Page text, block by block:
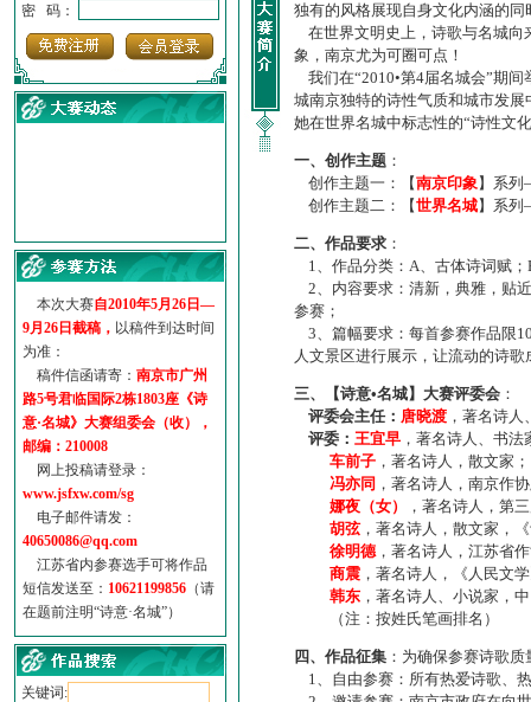
密 码：
·【诗意·名城】地铁展示作...
诗意名城·地铁时间
地铁完美呈现【诗意·名城...
参赛作品多达5000多首
“诗意·名城”晒诗会
特别通知--致广大诗词爱好...
本次大赛自2010年5月26日—
9月26日截稿， 以稿件到达时间
为准：
稿件信函请寄： 南京市广州
路5号君临国际2栋1803座《诗
意·名城》大赛组委会（收），
邮编：210008
网上投稿请登录：
www.jsfxw.com/sg
电子邮件请发：
40650086@qq.com
江苏省内参赛选手可将作品
短信发送至： 10621199856 （请
在题前注明“诗意·名城”）
关键词:
独有的风格展现自身文化内涵的
在世界文明史上，诗歌与名城向
象，南京尤为可圈可点！
我们在“2010•第4届名城会”期
城南京独特的诗性气质和城市发
她在世界名城中标志性的“诗性文
一、创作主题 ：
创作主题一：【南京印象】系
创作主题二：【世界名城】系
二、作品要求 ：
1、作品分类：A、古体诗词赋；
2、内容要求：清新，典雅，贴
参赛；
3、篇幅要求：每首参赛作品限
人文景区进行展示，让流动的诗
三、【诗意•名城】大赛评委会 ：
评委会主任： 唐晓渡 ，著名诗
评委： 王宜早 ，著名诗人、书
车前子 ，著名诗人，散文家；
冯亦同 ，著名诗人，南京作
娜夜（女）
，著名诗人，第
胡弦，著名诗人，散文家，
徐明德，著名诗人，江苏省
商震 ，著名诗人，《人民文
韩东 ，著名诗人、小说家，
（注：按姓氏笔画排名）
四、作品征集 ：为确保参赛诗歌
1、自由参赛：所有热爱诗歌、